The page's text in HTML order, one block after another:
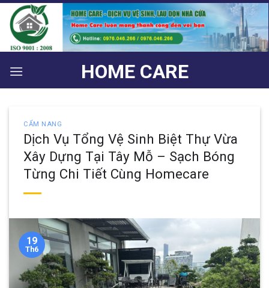
Bỏ
qua
nội
dung
HOME CARE
CẨM NANG
Dịch Vụ Tổng Vệ Sinh Biệt Thự Vừa
Xây Dựng Tại Tây Mỗ – Sạch Bóng
Từng Chi Tiết Cùng Homecare
19
Th6